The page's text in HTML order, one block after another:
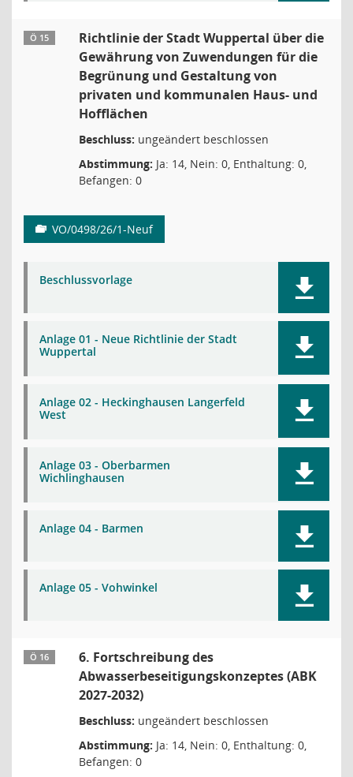
Ö 15
Richtlinie der Stadt Wuppertal über die
Gewährung von Zuwendungen für die
Begrünung und Gestaltung von
privaten und kommunalen Haus- und
Hofflächen
Beschluss: ungeändert beschlossen
Abstimmung: Ja: 14, Nein: 0, Enthaltung: 0,
Befangen: 0
VO/0498/26/1-Neuf
Beschlussvorlage
Anlage 01 - Neue Richtlinie der Stadt
Wuppertal
Anlage 02 - Heckinghausen Langerfeld
West
Anlage 03 - Oberbarmen
Wichlinghausen
Anlage 04 - Barmen
Anlage 05 - Vohwinkel
Ö 16
6. Fortschreibung des
Abwasserbeseitigungskonzeptes (ABK
2027-2032)
Beschluss: ungeändert beschlossen
Abstimmung: Ja: 14, Nein: 0, Enthaltung: 0,
Befangen: 0